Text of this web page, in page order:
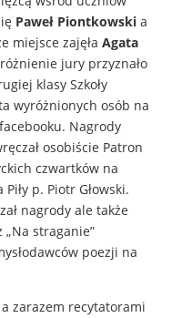
Paweł Piontkowskia
miejsce zajęła Agata
jury przyznało
klasy Szkoły
wyróżnionych osób na
Nagrody
osobiście Patron
czwartków na
p. Piotr Głowski.
nagrody ale także
„Na straganie”
poezji na
zarazem recytatorami